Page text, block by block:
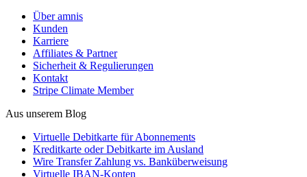
Über amnis
Kunden
Karriere
Affiliates & Partner
Sicherheit & Regulierungen
Kontakt
Stripe Climate Member
Aus unserem Blog
Virtuelle Debitkarte für Abonnements
Kreditkarte oder Debitkarte im Ausland
Wire Transfer Zahlung vs. Banküberweisung
Virtuelle IBAN-Konten